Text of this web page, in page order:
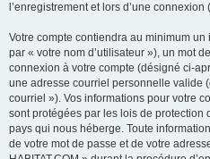
l’enregistrement et lors d’une
Votre compte contiendra au minimum
par « votre nom d’utilisateur »), un mot
connexion à votre compte (désigné ci-
une adresse courriel personnelle valide
courriel »). Vos informations pour votre
sont protégées par les lois de protection
pays qui nous héberge. Toute
de votre mot de passe et de votre